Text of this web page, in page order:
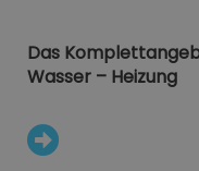
Das
Wasser – Heizung